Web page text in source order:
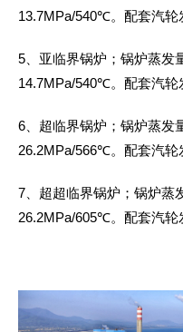
13.7MPa/540℃。配套汽轮
5、亚临界锅炉；锅炉蒸发
14.7MPa/540℃。配套汽轮
6、超临界锅炉；锅炉蒸发
26.2MPa/566℃。配套汽轮
7、超超临界锅炉；锅炉蒸
26.2MPa/605℃。配套汽轮